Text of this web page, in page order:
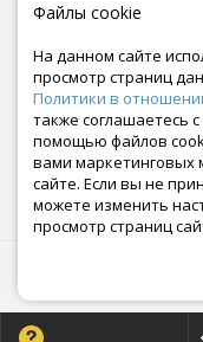
© Все права защищены.
Файлы cookie
На данном сайте
просмотр страниц
Политики в
также соглашаетесь
помощью файлов
вами
сайте. Если вы не
можете изменить
просмотр страниц